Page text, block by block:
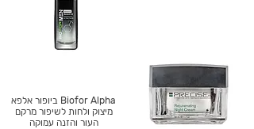
Biofor Alpha ביופור אלפא
מיצוק ולחות לשיפור מרקם
העור והזנה עמוקה